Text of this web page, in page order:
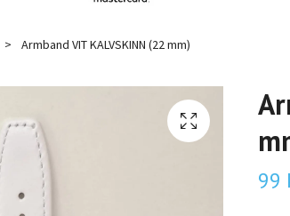
Armband VIT KALVSKINN (22 mm)
99